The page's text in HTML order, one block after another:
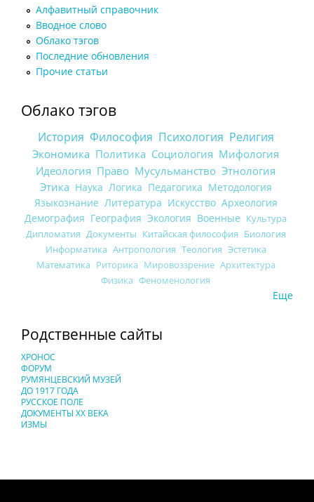
Алфавитный справочник
Вводное слово
Облако тэгов
Последние обновления
Прочие статьи
Облако тэгов
История Философия Психология Религия
Экономика Политика Социология Мифология
Идеология Право Мусульманство Этнология
Этика Наука Логика Педагогика Методология
Языкознание Литература Искусство Археология
Демография География Экология Военные Культура
Дипломатия Документы Китайская философия Биология
Информатика Антропология Теология Эстетика
Математика Риторика Мировоззрение Архитектура
Физика Феноменология
Еще
Родственные сайты
ХРОНОС
ФОРУМ
РУМЯНЦЕВСКИЙ МУЗЕЙ
ДО 1917 ГОДА
РУССКОЕ ПОЛЕ
ДОКУМЕНТЫ XX ВЕКА
ИЗМЫ